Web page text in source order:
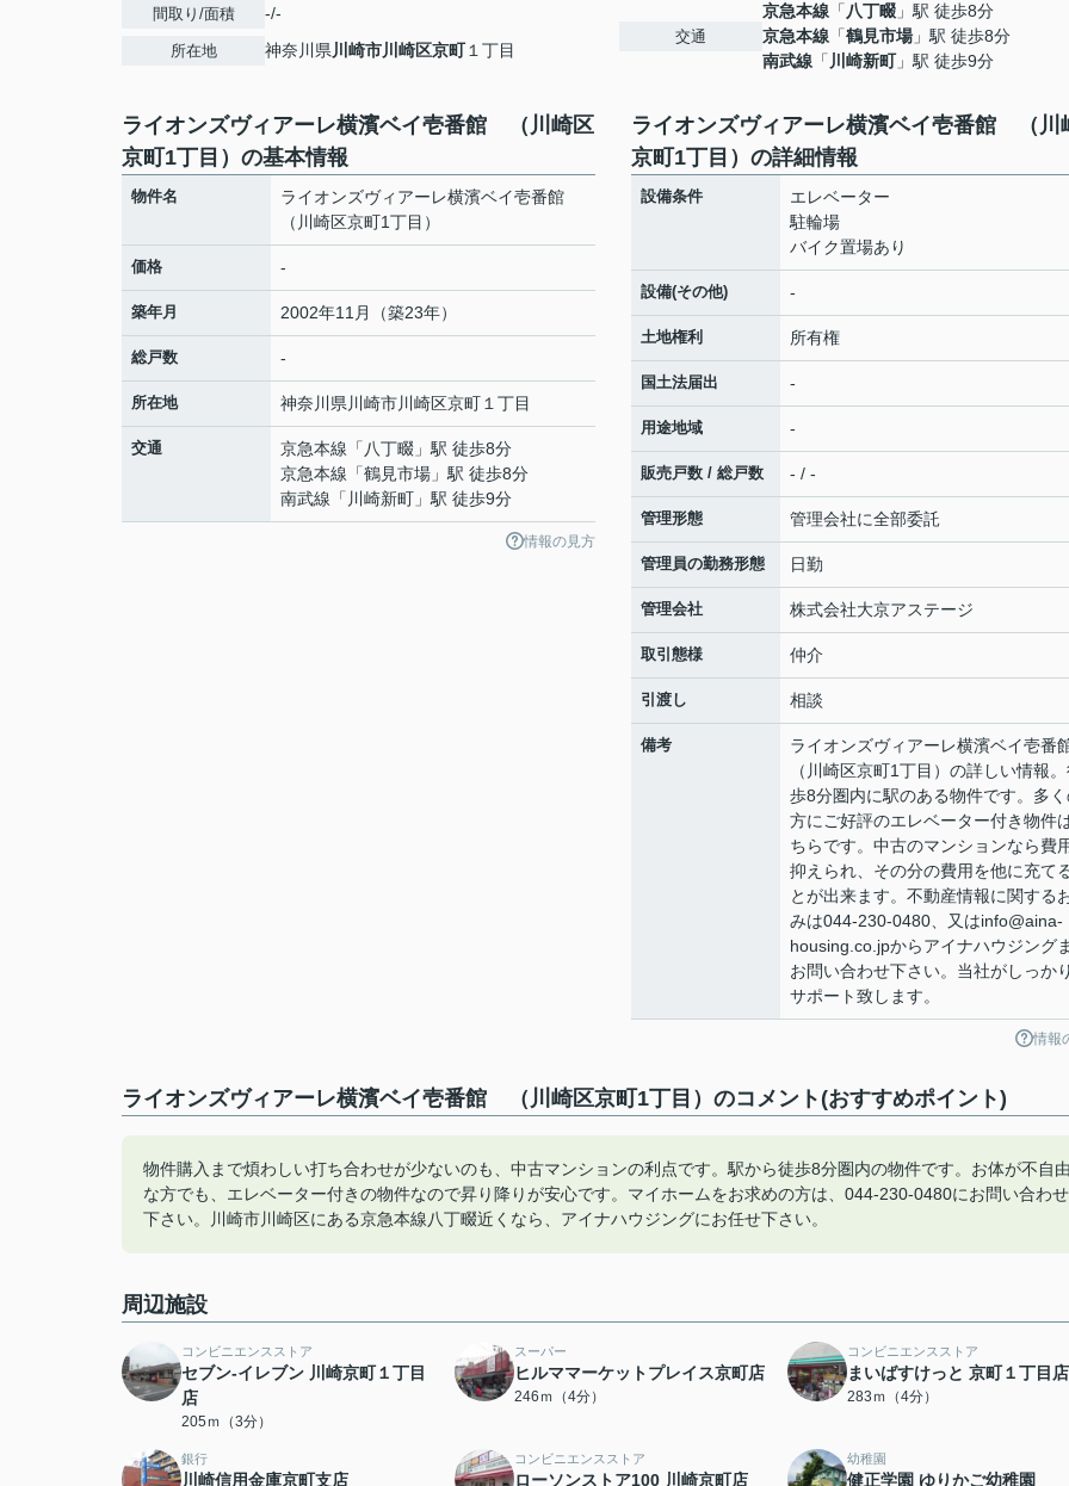
間取り/面積 -/-
所在地 神奈川県川崎市川崎区京町１丁目
交通
京急本線 「 八丁畷 」駅 徒歩8分
京急本線 「鶴見市場」駅 徒歩8分
南武線 「 川崎新町」駅 徒歩9分
ライオンズヴィアーレ横濱ベイ壱番館 （川崎区
京町1丁目）の基本情報
物件名
ライオンズヴィアーレ横濱ベイ壱番館
（川崎区京町1丁目）
価格 -
築年月 2002年11月（築23年）
総戸数 -
所在地 神奈川県 川崎市川崎区京町 １丁目
交通 京急本線 「 八丁畷 」駅 徒歩8分
京急本線 「鶴見市場 」駅 徒歩8分
南武線 「 川崎新町 」駅 徒歩9分
情報の見方
ライオンズヴィアーレ横濱ベイ壱番館 （川
京町1丁目）の詳細情報
設備条件
エレベーター
駐輪場
バイク置場あり
設備(その他) -
土地権利 所有権
国土法届出 -
用途地域 -
販売戸数 / 総戸数 - / -
管理形態 管理会社に全部委託
管理員の勤務形態 日勤
管理会社 株式会社大京アステージ
取引態様 仲介
引渡し 相談
備考
ライオンズヴィアーレ横濱ベイ壱
（川崎区京町1丁目）の詳しい情報
歩8分圏内に駅のある物件です。多
方にご好評のエレベーター付き物件
ちらです。中古のマンションなら費
抑えられ、その分の費用を他に充て
とが出来ます。不動産情報に関する
みは044-230-0480、又はinfo@aina-
housing.co.jpからアイナハウジング
お問い合わせ下さい。当社がしっか
サポート致します。
情報
ライオンズヴィアーレ横濱ベイ壱番館 （川崎区京町1丁目）のコメント(おすすめポイント)
物件購入まで煩わしい打ち合わせが少ないのも、中古マンションの利点です。駅から徒歩8分圏内の物件です。お体が不自
な方でも、エレベーター付きの物件なので昇り降りが安心です。マイホームをお求めの方は、044-230-0480にお問い合わせ
下さい。川崎市川崎区にある京急本線八丁畷近くなら、アイナハウジングにお任せ下さい。
周辺施設
コンビニエンスストア
セブン‐イレブン 川崎京町１丁目
店
205ｍ（3分）
スーパー
ヒルママーケットプレイス京町店
246ｍ（4分）
コンビニエンスストア
まいばすけっと 京町１丁目店
283ｍ（4分）
銀行
川崎信用金庫京町支店
コンビニエンスストア
ローソンストア100 川崎京町店
幼稚園
健正学園 ゆりかご幼稚園